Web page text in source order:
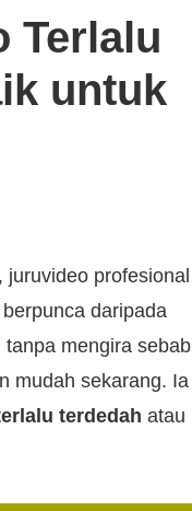
Terlalu
untuk
profesional
daripada
mengira sebab
mudah sekarang. Ia
terdedah atau